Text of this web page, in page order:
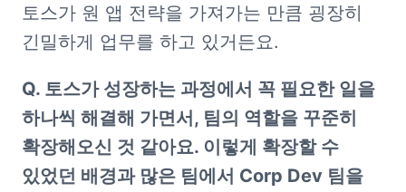
토스가 원 앱 전략을 가져가는 만큼 굉장히
긴밀하게 업무를 하고 있거든요.
Q. 토스가 성장하는 과정에서 꼭 필요한 일을
하나씩 해결해 가면서, 팀의 역할을 꾸준히
확장해오신 것 같아요. 이렇게 확장할 수
있었던 배경과 많은 팀에서 Corp Dev 팀을